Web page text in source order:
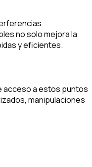
no solo mejora la
y eficientes.
acceso a estos puntos
manipulaciones